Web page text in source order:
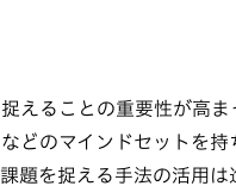
えることの重要性が高
どのマインドセットを持
題を捉える手法の活用は